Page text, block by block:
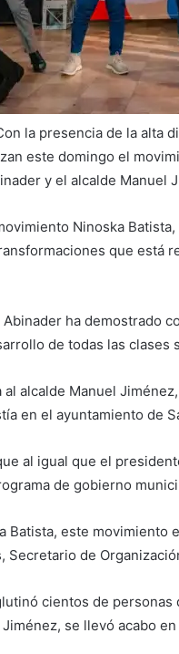
ó
n
i
c
o
la presencia de la alta
este domingo el
y el alcalde Manuel
Ninoska
que está
Abinader ha demostrado
de todas las clases
alcalde Manuel
en el ayuntamiento de
al igual que el
de gobierno
Batista, este movimiento
Secretario de
cientos de
se llevó acabo